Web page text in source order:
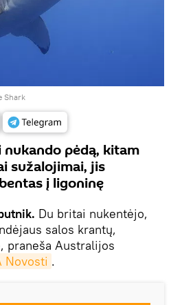
Shark
pėdą, kitam
sužalojimai, jis
į ligoninę
Du britai nukentėjo,
salos krantų,
praneša Australijos
Novosti .